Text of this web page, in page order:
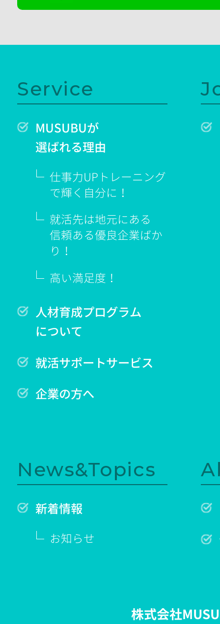
Service
MUSUBUが
選ばれる理由
仕事力UPトレーニング
で輝く 自分に！
就活先は地元にある
信頼ある優良企業ばか
り！
高い満足度！
人材育成プログラム
について
就活サポートサービス
企業の方へ
News&Topics
新着情報
お知らせ
株式会社